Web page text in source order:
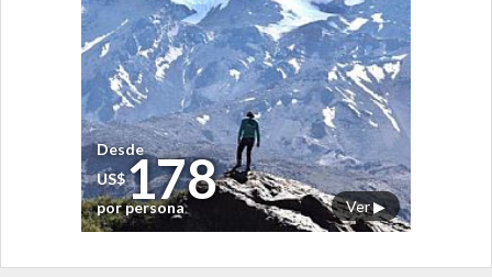
Ver ▶
Desde
US$178
por persona